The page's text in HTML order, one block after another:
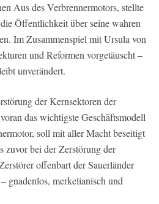
Aus des Verbrennermotors, stellte
Öffentlichkeit über seine wahren
Im Zusammenspiel mit Ursula von
und Reformen vorgetäuscht –
unverändert.
der Kernsektoren der
das wichtigste Geschäftsmodell
soll mit aller Macht beseitigt
zuvor bei der Zerstörung der
offenbart der Sauerländer
gnadenlos, merkelianisch und